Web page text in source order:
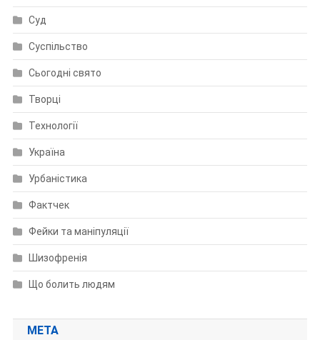
Суд
Суспільство
Сьогодні свято
Творці
Технології
Україна
Урбаністика
Фактчек
Фейки та маніпуляції
Шизофренія
Що болить людям
МЕТА